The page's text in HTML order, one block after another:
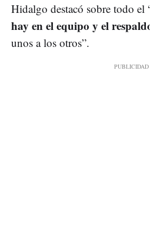
Hidalgo destacó sobre todo el
hay en el equipo y el
unos a los otros”.